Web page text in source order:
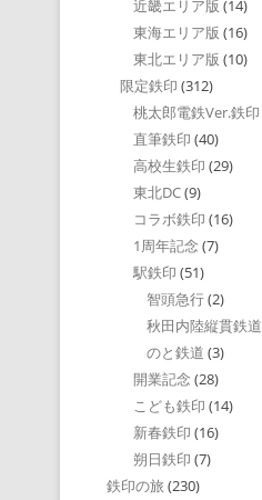
近畿エリア版 (14)
東海エリア版 (16)
東北エリア版 (10)
限定鉄印 (312)
桃太郎電鉄Ver.鉄印
直筆鉄印 (40)
高校生鉄印 (29)
東北DC(9)
コラボ鉄印 (16)
1周年記念 (7)
駅鉄印 (51)
智頭急行(2)
秋田内陸縦貫鉄道
のと鉄道 (3)
開業記念 (28)
こども鉄印 (14)
新春鉄印 (16)
朔日鉄印 (7)
鉄印の旅 (230)